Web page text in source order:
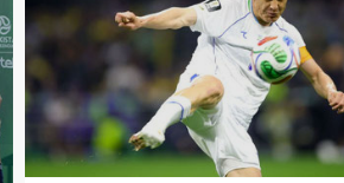
СПОРТ 28 .07.
Гол Шомуродова вошел в
тройку лучших на